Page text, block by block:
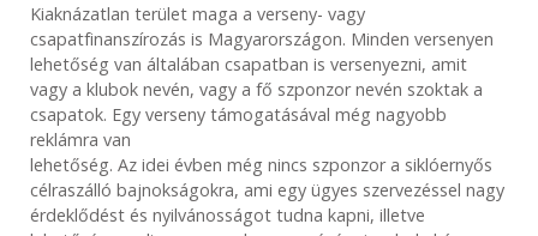
Kiaknázatlan terület maga a verseny- vagy
csapatfinanszírozás is Magyarországon. Minden versenyen
lehetőség van általában csapatban is versenyezni, amit
vagy a klubok nevén, vagy a fő szponzor nevén szoktak a
csapatok. Egy verseny támogatásával még nagyobb
reklámra van
lehetőség. Az idei évben még nincs szponzor a siklóernyős
célraszálló bajnokságokra, ami egy ügyes szervezéssel nagy
érdeklődést és nyilvánosságot tudna kapni, illetve